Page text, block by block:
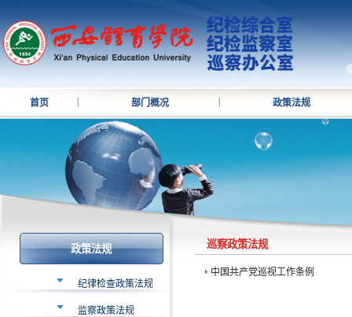
首页 部门概况 政策法规
政策法规
纪律检查政策法规
监察政策法规
巡察政策法规
中国共产党巡视工作条例